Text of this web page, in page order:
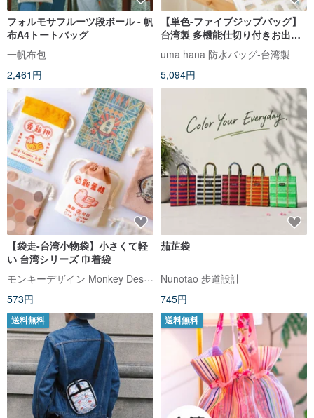
フォルモサフルーツ段ボール - 帆
布A4トートバッグ
一帆布包
2,461円
【単色-ファイブジップバッグ】
台湾製 多機能仕切り付きお出か
け旅行用防水斜め掛けバッグ
uma hana 防水バッグ-台湾製
5,094円
【袋走-台湾小物袋】小さくて軽
い 台湾シリーズ 巾着袋
モンキーデザイン Monkey Design
573円
茄芷袋
Nunotao 步道設計
745円
送料無料 送料無料